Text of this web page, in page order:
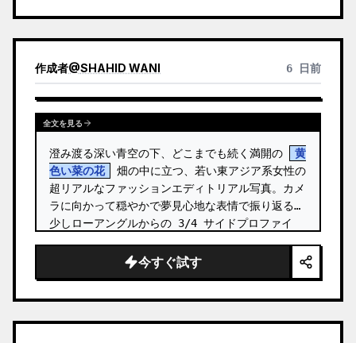
    "expression": "カメラの鏡を真っ直ぐに見
つめる、穏やかで自信に満ちた表情"
  },
  "p…
作成者@SHAHID WANI 6 日前
全文を見る
澄み渡る深い青空の下、どこまでも続く満開の
黄
色い菜の花
畑の中に立つ、若い東アジア系女性の
超リアルなファッションエディトリアル写真。カメ
ラに向かって穏やかで夢見心地な表情で振り返る、
少しローアングルからの 3/4 サイドプロファイ
今すぐ試す